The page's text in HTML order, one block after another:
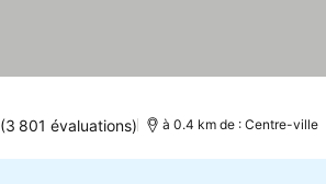
(3 801 évaluations) à 0.4 km de : Centre-ville